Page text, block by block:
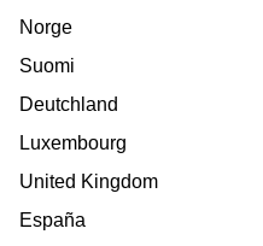
Norge
Suomi
Deutchland
Luxembourg
United Kingdom
España